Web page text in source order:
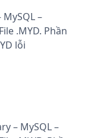
–
.MYD. Phần
lỗi
– MySQL –